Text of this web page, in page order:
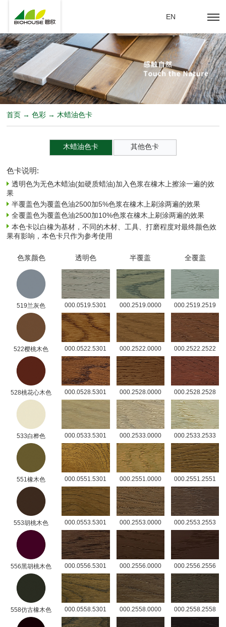
EN
首页 → 色彩 → 木蜡油色卡
木蜡油色卡 其他色卡
色卡说明:
透明色为无色木蜡油(如硬质蜡油)加入色浆在橡木上擦涂一遍的效
果
半覆盖色为覆盖色油2500加5%色浆在橡木上刷涂两遍的效果
全覆盖色为覆盖色油2500加10%色浆在橡木上刷涂两遍的效果
本色卡以白橡为基材，不同的木材、工具、打磨程度对最终颜色效
果有影响，本色卡只作为参考使用
色浆颜色 透明色 半覆盖 全覆盖
519兰灰色 000.0519.5301 000.2519.0000 000.2519.2519
522樱桃木色 000.0522.5301 000.2522.0000 000.2522.2522
528桃花心木色 000.0528.5301 000.2528.0000 000.2528.2528
533白桦色 000.0533.5301 000.2533.0000 000.2533.2533
551橡木色 000.0551.5301 000.2551.0000 000.2551.2551
553胡桃木色 000.0553.5301 000.2553.0000 000.2553.2553
556黑胡桃木色 000.0556.5301 000.2556.0000 000.2556.2556
558仿古橡木色 000.0558.5301 000.2558.0000 000.2558.2558